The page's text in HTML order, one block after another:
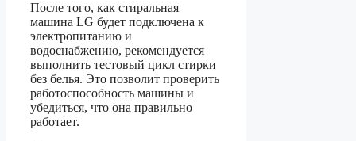
После того, как стиральная
машина LG будет подключена к
электропитанию и
водоснабжению, рекомендуется
выполнить тестовый цикл стирки
без белья. Это позволит проверить
работоспособность машины и
убедиться, что она правильно
работает.